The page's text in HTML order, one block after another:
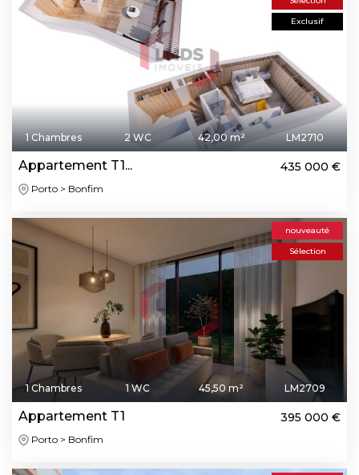
Exclusif
1 Chambres 2 WC 42,00 m² LM2710
Appartement T1... 435 000 €
Porto > Bonfim
nouveauté
Sélection
1 Chambres 1 WC 45,50 m² LM2709
Appartement T1 395 000 €
Porto > Bonfim